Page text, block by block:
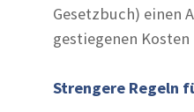
Gesetzbuch) einen
gestiegenen
Strengere Regeln